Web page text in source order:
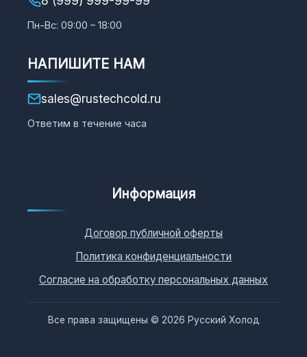
Пн-Вс: 09:00 – 18:00
НАПИШИТЕ НАМ
sales@rustechcold.ru
Ответим в течение часа
Информация
Договор публичной оферты
Политика конфиденциальности
Согласие на обработку персональных данных
Все права защищены © 2026 Русский Холод